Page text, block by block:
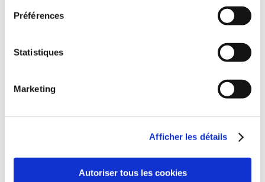
Préférences
Statistiques
Marketing
Afficher les détails
Autoriser tous les cookies
Anne Laure Blanchemain